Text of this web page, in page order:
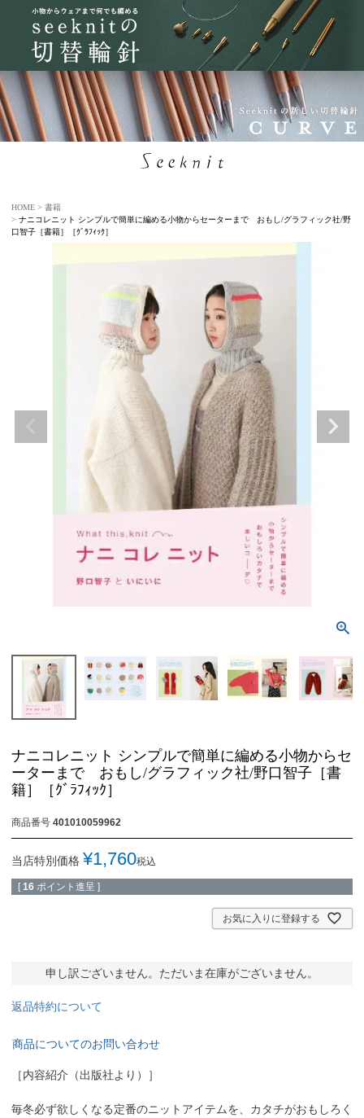
HOME
書籍
ナニコレニット シンプルで簡単に編める小物からセーターまで おもし/グラフィック社/野
口智子［書籍］［ｸﾞﾗﾌｨｯｸ］
ナニコレニット シンプルで簡単に編める小物からセ
ーターまで おもし/グラフィック社/野口智子［書
籍］［ｸﾞﾗﾌｨｯｸ］
商品番号 401010059962
当店特別価格 ¥1,760税込
[ 16 ポイント進呈 ]
お気に入りに登録する
申し訳ございません。ただいま在庫がございません。
返品特約について
商品についてのお問い合わせ
［内容紹介（出版社より）］
毎冬必ず欲しくなる定番のニットアイテムを、カタチがおもしろく